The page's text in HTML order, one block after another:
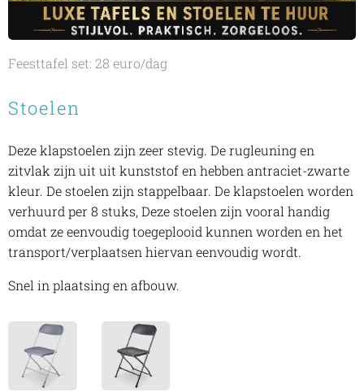
Feesttafel set: 28 euro/dag
Stoelen
Deze klapstoelen zijn zeer stevig. De rugleuning en
zitvlak zijn uit uit kunststof en hebben antraciet-zwarte
kleur. De stoelen zijn stappelbaar. De klapstoelen worden
verhuurd per 8 stuks, Deze stoelen zijn vooral handig
omdat ze eenvoudig toegeplooid kunnen worden en het
transport/verplaatsen hiervan eenvoudig wordt.
Snel in plaatsing en afbouw.